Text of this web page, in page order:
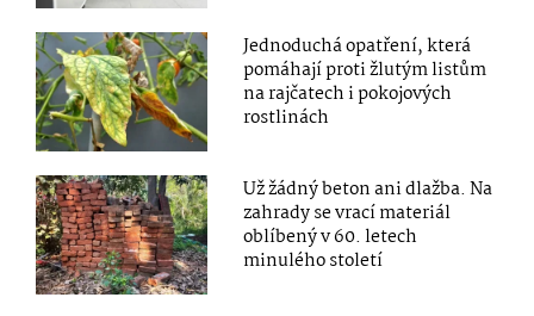
Jednoduchá opatření, která
pomáhají proti žlutým listům
na rajčatech i pokojových
rostlinách
Už žádný beton ani dlažba. Na
zahrady se vrací materiál
oblíbený v 60. letech
minulého století